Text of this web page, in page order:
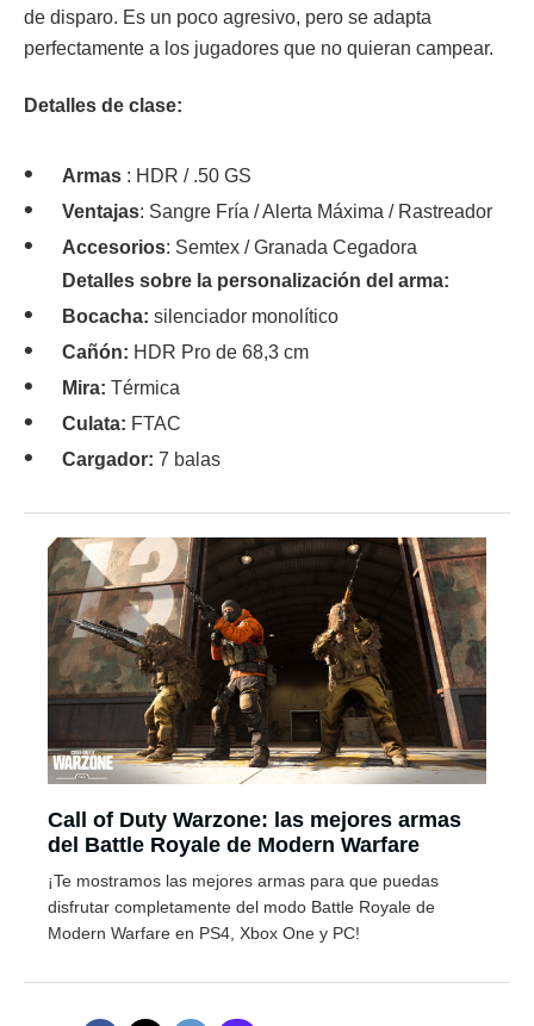
de disparo. Es un poco agresivo, pero se adapta
perfectamente a los jugadores que no quieran campear.
Detalles de clase:
Armas : HDR / .50 GS
Ventajas: Sangre Fría / Alerta Máxima / Rastreador
Accesorios: Semtex / Granada Cegadora
Detalles sobre la personalización del arma:
Bocacha: silenciador monolítico
Cañón: HDR Pro de 68,3 cm
Mira: Térmica
Culata: FTAC
Cargador: 7 balas
Call of Duty Warzone: las mejores armas
del Battle Royale de Modern Warfare
¡Te mostramos las mejores armas para que puedas
disfrutar completamente del modo Battle Royale de
Modern Warfare en PS4, Xbox One y PC!